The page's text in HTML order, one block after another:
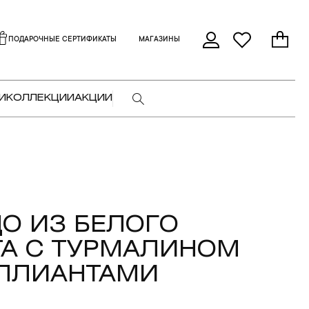
ПОДАРОЧНЫЕ СЕРТИФИКАТЫ МАГАЗИНЫ
КОЛЛЕКЦИИАКЦИИ
ИЗ БЕЛОГО
С ТУРМАЛИНОМ